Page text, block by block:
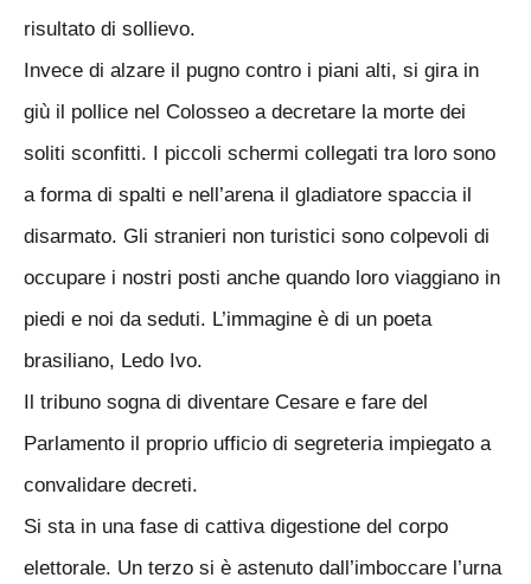
risultato di sollievo.
Invece di alzare il pugno contro i piani alti, si gira in
giù il pollice nel Colosseo a decretare la morte dei
soliti sconfitti. I piccoli schermi collegati tra loro sono
a forma di spalti e nell’arena il gladiatore spaccia il
disarmato. Gli stranieri non turistici sono colpevoli di
occupare i nostri posti anche quando loro viaggiano in
piedi e noi da seduti. L’immagine è di un poeta
brasiliano, Ledo Ivo.
Il tribuno sogna di diventare Cesare e fare del
Parlamento il proprio ufficio di segreteria impiegato a
convalidare decreti.
Si sta in una fase di cattiva digestione del corpo
elettorale. Un terzo si è astenuto dall’imboccare l’urna